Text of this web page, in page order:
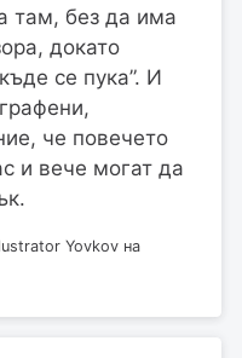
там, без да има
докато
се пука”. И
че повечето
и вече могат да
Yovkov на